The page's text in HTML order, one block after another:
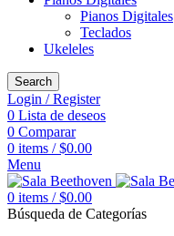
Pianos Digitales
Teclados
Ukeleles
Search
Login / Register
0 Lista de deseos
0 Comparar
0 items / $0.00
Menu
0 items / $0.00
Búsqueda de Categorías